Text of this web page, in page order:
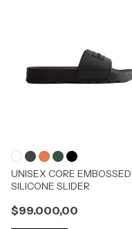
UNISEX CORE EMBOSSED
SILICONE SLIDER
$99.000,00